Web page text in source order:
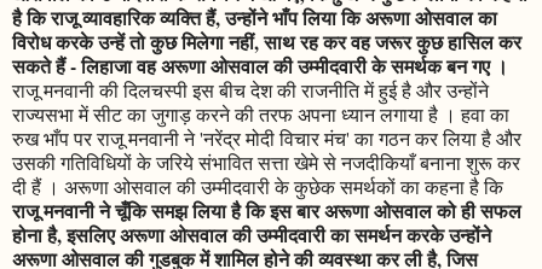
है कि राजू व्यावहारिक व्यक्ति हैं, उन्होंने भाँप लिया कि अरूणा ओसवाल का
विरोध करके उन्हें तो कुछ मिलेगा नहीं, साथ रह कर वह जरूर कुछ हासिल कर
सकते हैं - लिहाजा वह अरूणा ओसवाल की उम्मीदवारी के समर्थक बन गए ।
राजू मनवानी की दिलचस्पी इस बीच देश की राजनीति में हुई है और उन्होंने
राज्यसभा में सीट का जुगाड़ करने की तरफ अपना ध्यान लगाया है । हवा का
रुख भाँप पर राजू मनवानी ने 'नरेंद्र मोदी विचार मंच' का गठन कर लिया है और
उसकी गतिविधियों के जरिये संभावित सत्ता खेमे से नजदीकियाँ बनाना शुरू कर
दी हैं । अरूणा ओसवाल की उम्मीदवारी के कुछेक समर्थकों का कहना है कि
राजू मनवानी ने चूँकि समझ लिया है कि इस बार अरूणा ओसवाल को ही सफल
होना है, इसलिए अरूणा ओसवाल की उम्मीदवारी का समर्थन करके उन्होंने
अरूणा ओसवाल की गुडबुक में शामिल होने की व्यवस्था कर ली है, जिस